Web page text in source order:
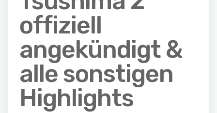
offiziell
angekündigt &
alle sonstigen
Highlights